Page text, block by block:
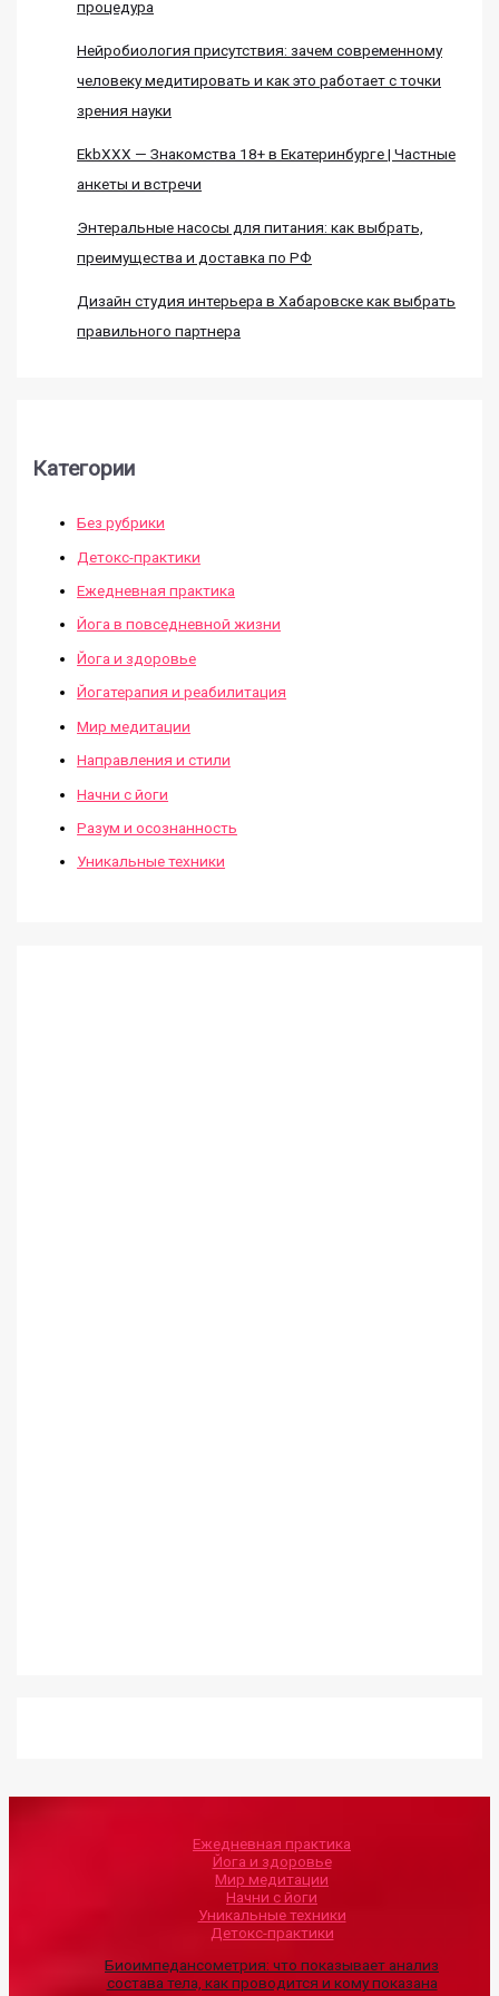
процедура
Нейробиология присутствия: зачем современному
человеку медитировать и как это работает с точки
зрения науки
EkbXXX — Знакомства 18+ в Екатеринбурге | Частные
анкеты и встречи
Энтеральные насосы для питания: как выбрать,
преимущества и доставка по РФ
Дизайн студия интерьера в Хабаровске как выбрать
правильного партнера
Категории
Без рубрики
Детокс-практики
Ежедневная практика
Йога в повседневной жизни
Йога и здоровье
Йогатерапия и реабилитация
Мир медитации
Направления и стили
Начни с йоги
Разум и осознанность
Уникальные техники
Ежедневная практика
Йога и здоровье
Мир медитации
Начни с йоги
Уникальные техники
Детокс-практики
Биоимпедансометрия: что показывает анализ
состава тела, как проводится и кому показана